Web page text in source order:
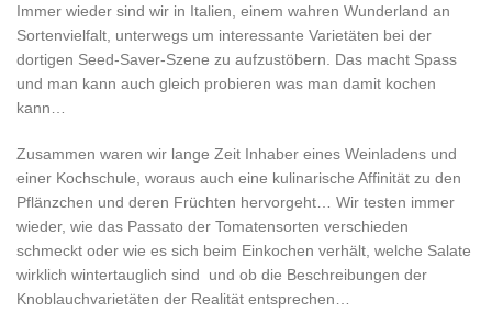
Immer wieder sind wir in Italien, einem wahren Wunderland an
Sortenvielfalt, unterwegs um interessante Varietäten bei der
dortigen Seed-Saver-Szene zu aufzustöbern. Das macht Spass
und man kann auch gleich probieren was man damit kochen
kann…
Zusammen waren wir lange Zeit Inhaber eines Weinladens und
einer Kochschule, woraus auch eine kulinarische Affinität zu den
Pflänzchen und deren Früchten hervorgeht… Wir testen immer
wieder, wie das Passato der Tomatensorten verschieden
schmeckt oder wie es sich beim Einkochen verhält, welche Salate
wirklich wintertauglich sind und ob die Beschreibungen der
Knoblauchvarietäten der Realität entsprechen…